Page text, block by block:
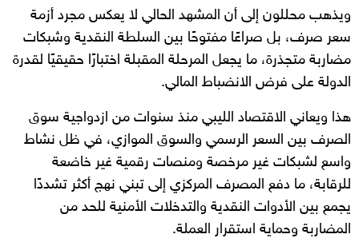
ويذهب محللون إلى أن المشهد الحالي لا يعكس مجرد أزمة
سعر صرف، بل صراعًا مفتوحًا بين السلطة النقدية وشبكات
مضاربة متجذرة، ما يجعل المرحلة المقبلة اختبارًا حقيقيًا لقدرة
الدولة على فرض الانضباط المالي.
هذا ويعاني الاقتصاد الليبي منذ سنوات من ازدواجية سوق
الصرف بين السعر الرسمي والسوق الموازي، في ظل نشاط
واسع لشبكات غير مرخصة ومنصات رقمية غير خاضعة
للرقابة، ما دفع المصرف المركزي إلى تبني نهج أكثر تشددًا
يجمع بين الأدوات النقدية والتدخلات الأمنية للحد من
المضاربة وحماية استقرار العملة.